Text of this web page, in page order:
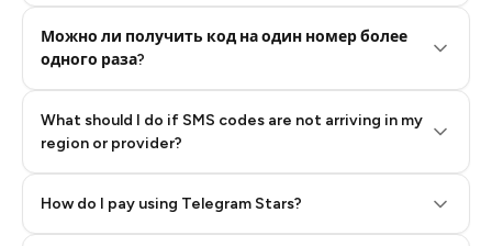
Можно ли получить код на один номер более
одного раза?
What should I do if SMS codes are not arriving in my
region or provider?
How do I pay using Telegram Stars?